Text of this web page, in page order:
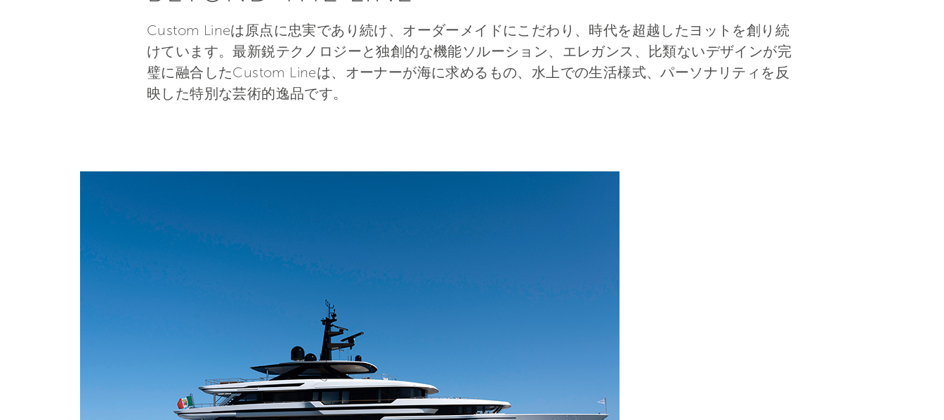
Custom Lineは原点に忠実であり続け、オーダーメイドにこだわり、時代を超越したヨットを創り続
けています。最新鋭テクノロジーと独創的な機能ソルーション、エレガンス、比類ないデザインが完
璧に融合したCustom Lineは、オーナーが海に求めるもの、水上での生活様式、パーソナリティを反
映した特別な芸術的逸品です。